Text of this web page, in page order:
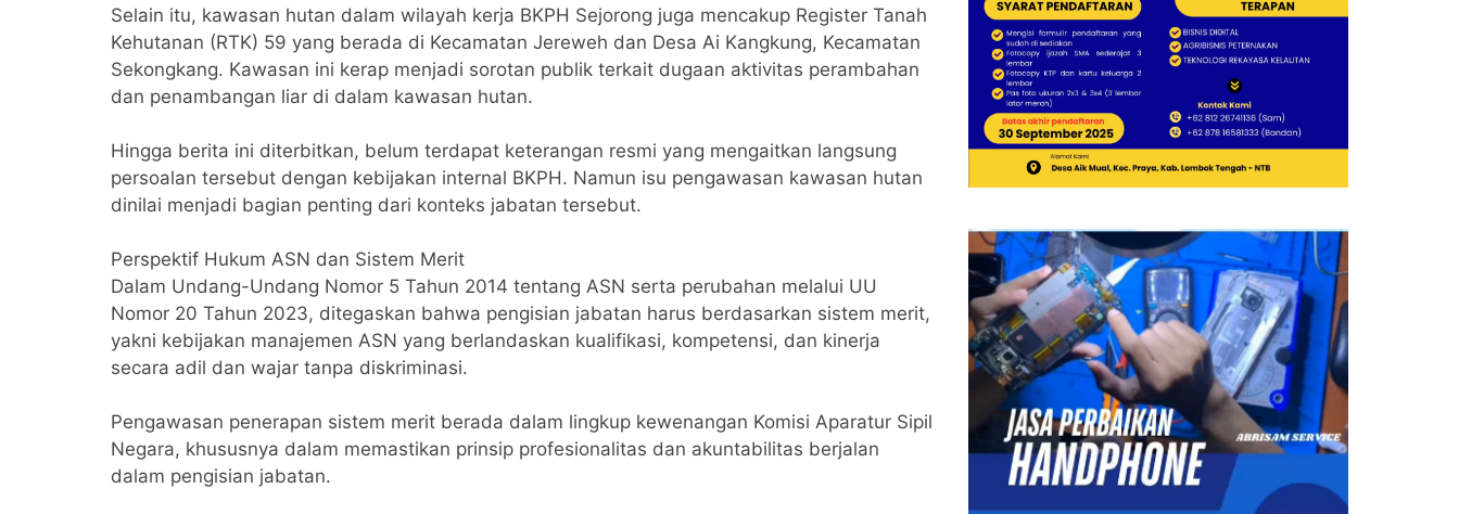
‎Selain itu, kawasan hutan dalam wilayah kerja BKPH Sejorong juga mencakup Register Tanah
Kehutanan (RTK) 59 yang berada di Kecamatan Jereweh dan Desa Ai Kangkung, Kecamatan
Sekongkang. Kawasan ini kerap menjadi sorotan publik terkait dugaan aktivitas perambahan
dan penambangan liar di dalam kawasan hutan.
‎Hingga berita ini diterbitkan, belum terdapat keterangan resmi yang mengaitkan langsung
persoalan tersebut dengan kebijakan internal BKPH. Namun isu pengawasan kawasan hutan
dinilai menjadi bagian penting dari konteks jabatan tersebut.
‎Perspektif Hukum ASN dan Sistem Merit
‎Dalam Undang-Undang Nomor 5 Tahun 2014 tentang ASN serta perubahan melalui UU
Nomor 20 Tahun 2023, ditegaskan bahwa pengisian jabatan harus berdasarkan sistem merit,
yakni kebijakan manajemen ASN yang berlandaskan kualifikasi, kompetensi, dan kinerja
secara adil dan wajar tanpa diskriminasi.
‎Pengawasan penerapan sistem merit berada dalam lingkup kewenangan Komisi Aparatur Sipil
Negara, khususnya dalam memastikan prinsip profesionalitas dan akuntabilitas berjalan
dalam pengisian jabatan.